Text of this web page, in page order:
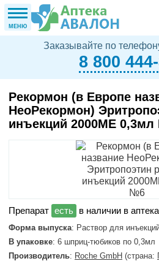
МЕНЮ
Заказывайте по
8 800
Рекормон (в Европе
НеоРекормон)
инъекций 2000МЕ
в наличии в
Форма выпуска: Раствор для
В упаковке: 6 шприц-тюбиков по 0,3мл
Производитель: Roche GmbH (страна: